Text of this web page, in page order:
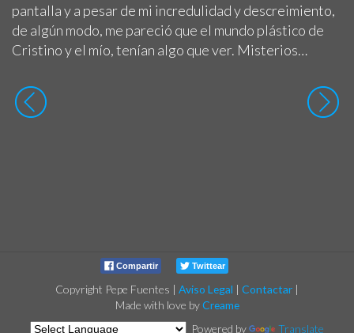
pantalla y a pesar de mi incredulidad y descreimiento,
de algún modo, me pareció que el mundo plástico de
Cristino y el mío, tenían algo que ver. Misterios…
Compartir Twittear
Copyright Pepe Fuentes | Aviso Legal | Contactar |
Made with love byCreame
Powered by
Translate